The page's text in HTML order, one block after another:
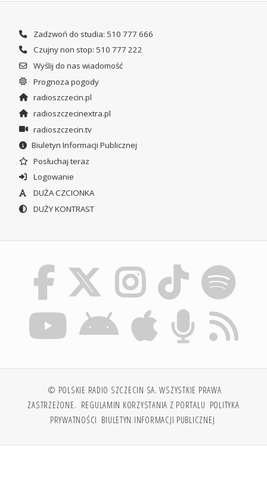
Zadzwoń do studia: 510 777 666
Czujny non stop: 510 777 222
Wyślij do nas wiadomość
Prognoza pogody
radioszczecin.pl
radioszczecinextra.pl
radioszczecin.tv
Biuletyn Informacji Publicznej
Posłuchaj teraz
Logowanie
DUŻA CZCIONKA
DUŻY KONTRAST
© POLSKIE RADIO SZCZECIN SA. WSZYSTKIE PRAWA
ZASTRZEŻONE. REGULAMIN KORZYSTANIA Z PORTALU POLITYKA
PRYWATNOŚCI BIULETYN INFORMACJI PUBLICZNEJ